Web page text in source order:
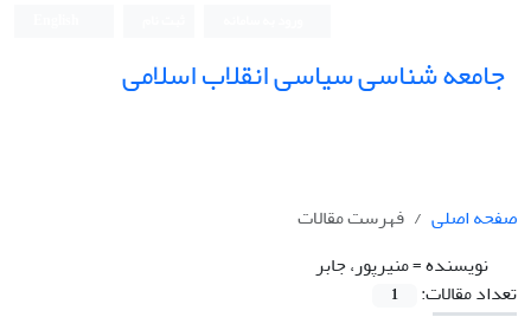
جامعه شناسی سیاسی انقلاب اسلامی
صفحه اصلی
فهرست مقالات
نویسنده =منیرپور، جابر
تعداد مقالات:
1